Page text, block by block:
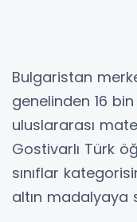
Bulgaristan
genelinden 16 bin
uluslararası
Gostivarlı Türk
sınıflar
altın madalyaya